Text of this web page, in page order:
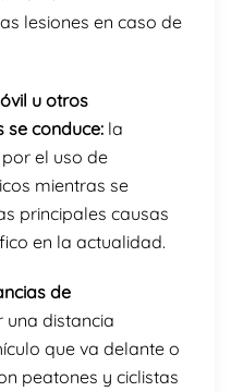
lesiones en caso de
u otros
se conduce: la
el uso de
mientras se
principales causas
en la actualidad.
de
una distancia
que va delante o
peatones y ciclistas